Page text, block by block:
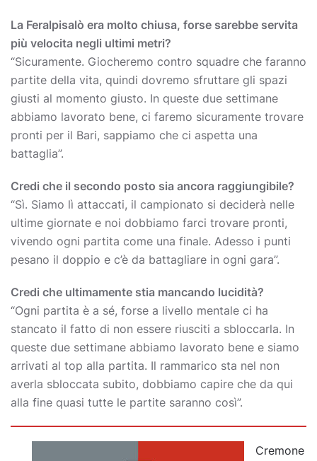
La Feralpisalò era molto chiusa, forse sarebbe servita
più velocita negli ultimi metri?
“Sicuramente. Giocheremo contro squadre che faranno
partite della vita, quindi dovremo sfruttare gli spazi
giusti al momento giusto. In queste due settimane
abbiamo lavorato bene, ci faremo sicuramente trovare
pronti per il Bari, sappiamo che ci aspetta una
battaglia”.
Credi che il secondo posto sia ancora raggiungibile?
“Sì. Siamo lì attaccati, il campionato si deciderà nelle
ultime giornate e noi dobbiamo farci trovare pronti,
vivendo ogni partita come una finale. Adesso i punti
pesano il doppio e c’è da battagliare in ogni gara”.
Credi che ultimamente stia mancando lucidità?
“Ogni partita è a sé, forse a livello mentale ci ha
stancato il fatto di non essere riusciti a sbloccarla. In
queste due settimane abbiamo lavorato bene e siamo
arrivati al top alla partita. Il rammarico sta nel non
averla sbloccata subito, dobbiamo capire che da qui
alla fine quasi tutte le partite saranno così”.
Cremone